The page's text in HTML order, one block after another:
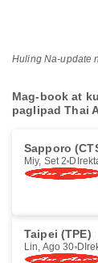
Huling Na-update
Mag-book at
paglipad Thai
Sapporo
Miy, Set 2
Taipei (TPE)
Lin, Ago 30